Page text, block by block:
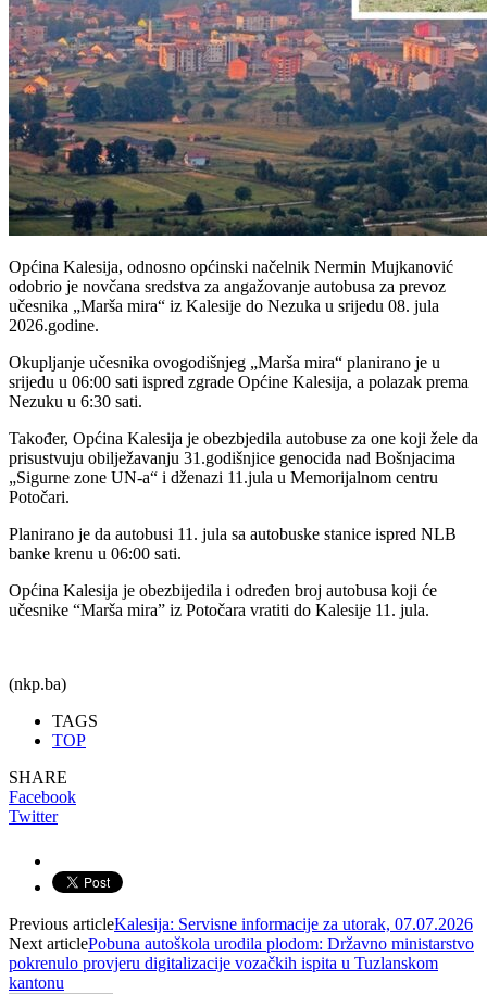
Općina Kalesija, odnosno općinski načelnik Nermin Mujkanović
odobrio je novčana sredstva za angažovanje autobusa za prevoz
učesnika „Marša mira“ iz Kalesije do Nezuka u srijedu 08. jula
2026.godine.
Okupljanje učesnika ovogodišnjeg „Marša mira“ planirano je u
srijedu u 06:00 sati ispred zgrade Općine Kalesija, a polazak prema
Nezuku u 6:30 sati.
Također, Općina Kalesija je obezbjedila autobuse za one koji žele da
prisustvuju obilježavanju 31.godišnjice genocida nad Bošnjacima
„Sigurne zone UN-a“ i dženazi 11.jula u Memorijalnom centru
Potočari.
Planirano je da autobusi 11. jula sa autobuske stanice ispred NLB
banke krenu u 06:00 sati.
Općina Kalesija je obezbijedila i određen broj autobusa koji će
učesnike “Marša mira” iz Potočara vratiti do Kalesije 11. jula.
(nkp.ba)
TAGS
TOP
SHARE
Facebook
Twitter
Previous articleKalesija: Servisne informacije za utorak, 07.07.2026
Next articlePobuna autoškola urodila plodom: Državno ministarstvo
pokrenulo provjeru digitalizacije vozačkih ispita u Tuzlanskom
kantonu